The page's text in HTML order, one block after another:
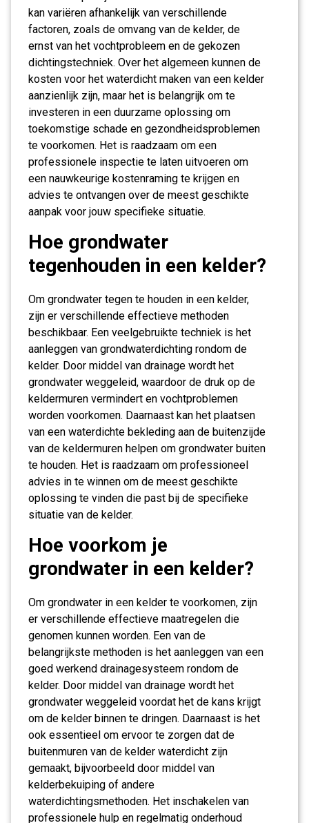
kan variëren afhankelijk van verschillende
factoren, zoals de omvang van de kelder, de
ernst van het vochtprobleem en de gekozen
dichtingstechniek. Over het algemeen kunnen de
kosten voor het waterdicht maken van een kelder
aanzienlijk zijn, maar het is belangrijk om te
investeren in een duurzame oplossing om
toekomstige schade en gezondheidsproblemen
te voorkomen. Het is raadzaam om een
professionele inspectie te laten uitvoeren om
een nauwkeurige kostenraming te krijgen en
advies te ontvangen over de meest geschikte
aanpak voor jouw specifieke situatie.
Hoe grondwater
tegenhouden in een kelder?
Om grondwater tegen te houden in een kelder,
zijn er verschillende effectieve methoden
beschikbaar. Een veelgebruikte techniek is het
aanleggen van grondwaterdichting rondom de
kelder. Door middel van drainage wordt het
grondwater weggeleid, waardoor de druk op de
keldermuren vermindert en vochtproblemen
worden voorkomen. Daarnaast kan het plaatsen
van een waterdichte bekleding aan de buitenzijde
van de keldermuren helpen om grondwater buiten
te houden. Het is raadzaam om professioneel
advies in te winnen om de meest geschikte
oplossing te vinden die past bij de specifieke
situatie van de kelder.
Hoe voorkom je
grondwater in een kelder?
Om grondwater in een kelder te voorkomen, zijn
er verschillende effectieve maatregelen die
genomen kunnen worden. Een van de
belangrijkste methoden is het aanleggen van een
goed werkend drainagesysteem rondom de
kelder. Door middel van drainage wordt het
grondwater weggeleid voordat het de kans krijgt
om de kelder binnen te dringen. Daarnaast is het
ook essentieel om ervoor te zorgen dat de
buitenmuren van de kelder waterdicht zijn
gemaakt, bijvoorbeeld door middel van
kelderbekuiping of andere
waterdichtingsmethoden. Het inschakelen van
professionele hulp en regelmatig onderhoud